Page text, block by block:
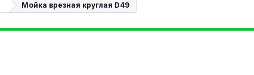
Мойка врезная круглая D49